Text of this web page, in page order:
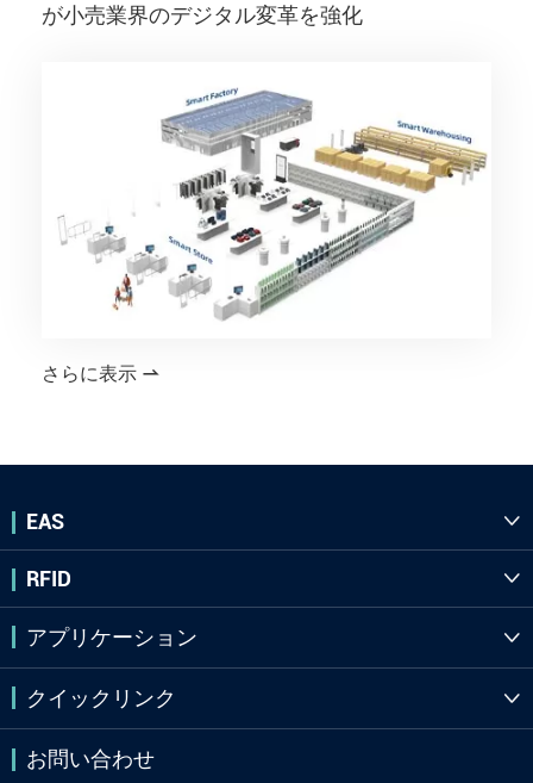
が小売業界のデジタル変革を強化
さらに表示 
EAS 
RFID 
アプリケーション 
クイックリンク 
お問い合わせ